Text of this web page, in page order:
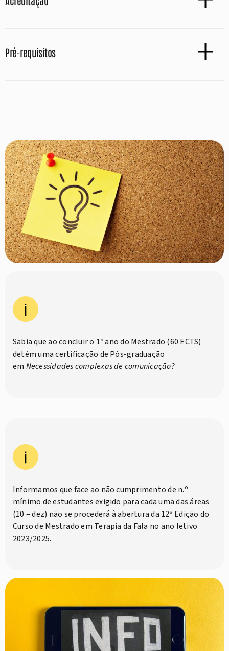
Pré-requisitos
Sabia que ao concluir o 1º ano do Mestrado (60 ECTS)
detém uma certificação de Pós-graduação
em Necessidades complexas de comunicação?
Informamos que face ao não cumprimento de n.º
mínimo de estudantes exigido para cada uma das áreas
(10 – dez) não se procederá à abertura da 12ª Edição do
Curso de Mestrado em Terapia da Fala no ano letivo
2023/2025.